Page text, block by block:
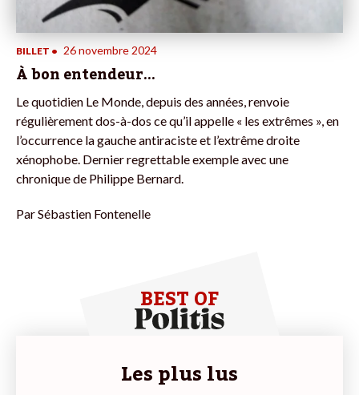
BILLET • 26 novembre 2024
À bon entendeur…
Le quotidien Le Monde, depuis des années, renvoie
régulièrement dos-à-dos ce qu’il appelle « les extrêmes », en
l’occurrence la gauche antiraciste et l’extrême droite
xénophobe. Dernier regrettable exemple avec une
chronique de Philippe Bernard.
ParSébastien Fontenelle
BEST OF
Les plus lus